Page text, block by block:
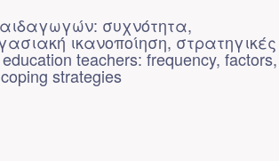
συχνότητα,
ικανοποίηση, στρατηγικές
teachers: frequency, factors,
strategies